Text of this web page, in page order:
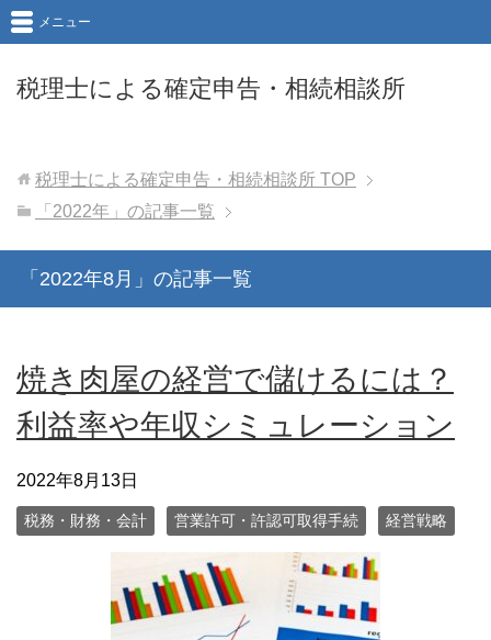
税理士による確定申告・相続相談所
メニュー
税理士による確定申告・相続相談所 TOP
「2022年」の記事一覧
「2022年8月」の記事一覧
焼き肉屋の経営で儲けるには？
利益率や年収シミュレーション
2022年8月13日
税務・財務・会計 営業許可・許認可取得手続 経営戦略